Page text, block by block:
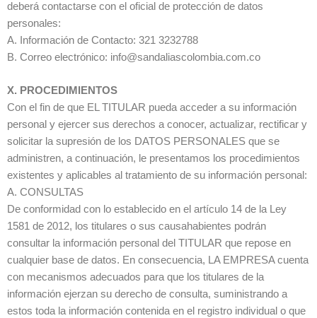
deberá contactarse con el oficial de protección de datos
personales:
A. Información de Contacto: 321 3232788
B. Correo electrónico: info@sandaliascolombia.com.co
X. PROCEDIMIENTOS
Con el fin de que EL TITULAR pueda acceder a su información
personal y ejercer sus derechos a conocer, actualizar, rectificar y
solicitar la supresión de los DATOS PERSONALES que se
administren, a continuación, le presentamos los procedimientos
existentes y aplicables al tratamiento de su información personal:
A. CONSULTAS
De conformidad con lo establecido en el artículo 14 de la Ley
1581 de 2012, los titulares o sus causahabientes podrán
consultar la información personal del TITULAR que repose en
cualquier base de datos. En consecuencia, LA EMPRESA cuenta
con mecanismos adecuados para que los titulares de la
información ejerzan su derecho de consulta, suministrando a
estos toda la información contenida en el registro individual o que